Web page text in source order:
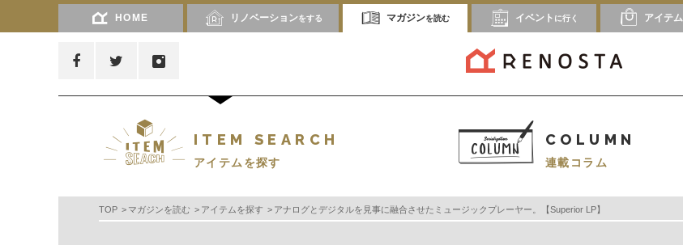
HOME リノベーションをする マガジンを読む イベント に行く アイテム
ITEM SEARCH
アイテムを探す
COLUMN
連載コラム
TOP マガジンを読む アイテムを探す アナログとデジタルを見事に融合させたミュージックプレーヤー。【Superior LP】